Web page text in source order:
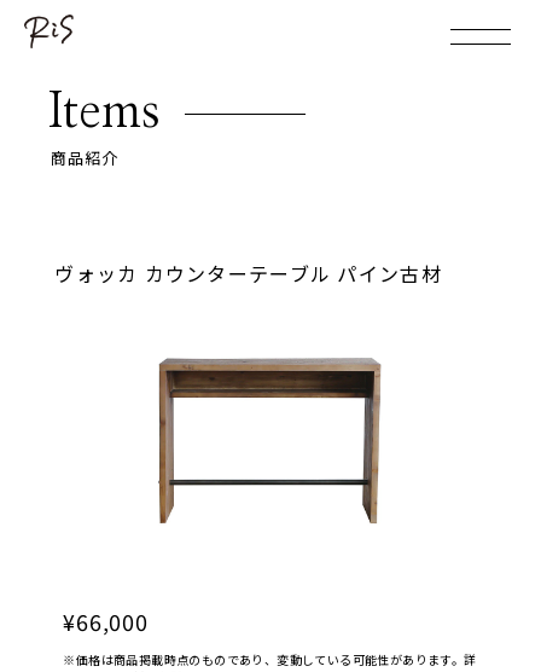
Items
商品紹介
ヴォッカ カウンターテーブル パイン古材
¥66,000
※価格は商品掲載時点のものであり、変動している可能性があります。詳